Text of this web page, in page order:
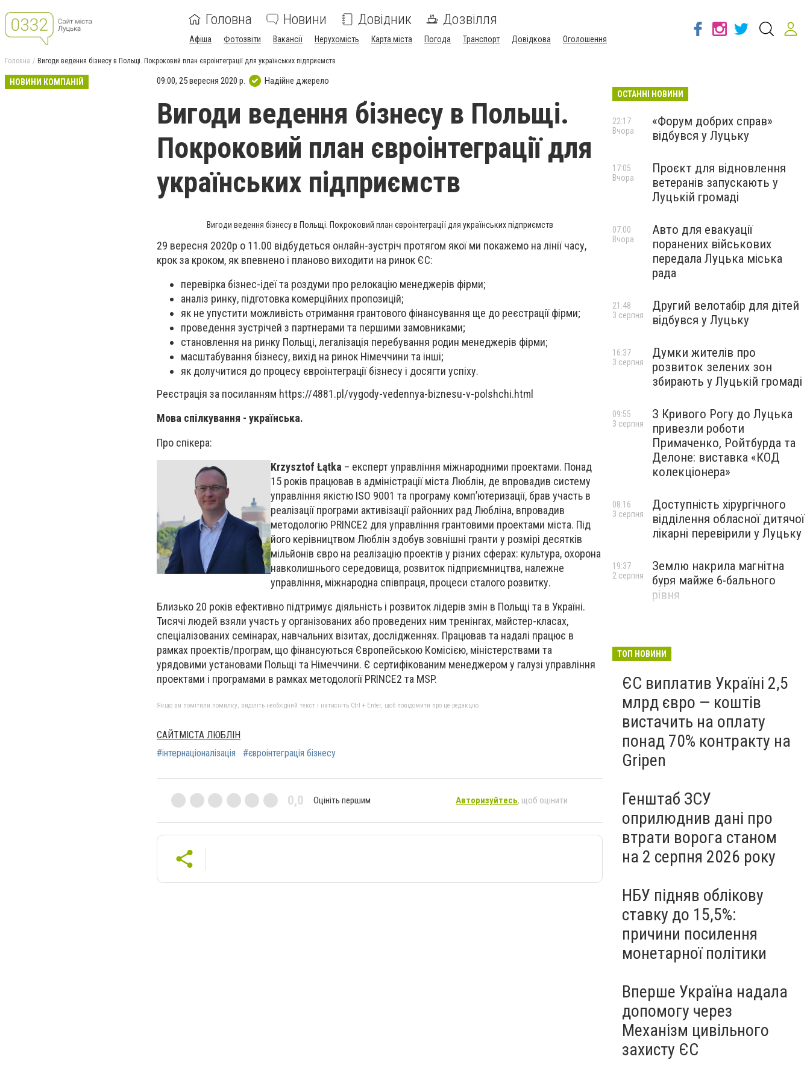
Головна Новини Довідник Дозвілля
Афіша Фотозвіти Вакансії Нерухомість Карта міста Погода Транспорт Довідкова Оголошення
Головна Вигоди ведення бізнесу в Польщі. Покроковий план євроінтеграції для українських підприємств
НОВИНИ КОМПАНІЙ 09:00, 25 вересня 2020 р. Надійне джерело
Вигоди ведення бізнесу в Польщі.
Покроковий план євроінтеграції для
українських підприємств
Вигоди ведення бізнесу в Польщі. Покроковий план євроінтеграції для українських підприємств
29 вересня 2020р о 11.00 відбудеться онлайн-зустріч протягом якої ми покажемо на лінії часу,
крок за кроком, як впевнено і планово виходити на ринок ЄС:
перевірка бізнес-ідеї та роздуми про релокацію менеджерів фірми;
аналіз ринку, підготовка комерційних пропозицій;
як не упустити можливість отримання грантового фінансування ще до реєстрації фірми;
проведення зустрічей з партнерами та першими замовниками;
становлення на ринку Польщі, легалізація перебування родин менеджерів фірми;
масштабування бізнесу, вихід на ринок Німеччини та інші;
як долучитися до процесу євроінтеграції бізнесу і досягти успіху.
Реєстрація за посиланням https://4881.pl/vygody-vedennya-biznesu-v-polshchi.html
Мова спілкування - українська.
Про спікера:
Krzysztof Łątka – експерт управління міжнародними проектами. Понад
15 років працював в адміністрації міста Люблін, де впровадив систему
управління якістю ISO 9001 та програму комп’ютеризації, брав участь в
реалізації програми активізації районних рад Любліна, впровадив
методологію PRINCE2 для управління грантовими проектами міста. Під
його керівництвом Люблін здобув зовнішні гранти у розмірі десятків
мільйонів євро на реалізацію проектів у різних сферах: культура, охорона
навколишнього середовища, розвиток підприємництва, належне
управління, міжнародна співпраця, процеси сталого розвитку.
Близько 20 років ефективно підтримує діяльність і розвиток лідерів змін в Польщі та в Україні.
Тисячі людей взяли участь у організованих або проведених ним тренінгах, майстер-класах,
спеціалізованих семінарах, навчальних візитах, дослідженнях. Працював та надалі працює в
рамках проектів/програм, що фінансуються Європейською Комісією, міністерствами та
урядовими установами Польщі та Німеччини. Є сертифікованим менеджером у галузі управління
проектами і програмами в рамках методології PRINCE2 та MSP.
Якщо ви помітили помилку, виділіть необхідний текст і натисніть Ctrl + Enter, щоб повідомити про це редакцію
САЙТМІСТА ЛЮБЛІН
#інтернаціоналізація
#євроінтеграція бізнесу
0,0 Оцініть першим Авторизуйтесь, щоб оцінити
ОСТАННІ НОВИНИ
«Форум добрих справ»
відбувся у Луцьку
22:17
Вчора
Проєкт для відновлення
ветеранів запускають у
Луцькій громаді
17:05
Вчора
Авто для евакуації
поранених військових
передала Луцька міська
рада
07:00
Вчора
Другий велотабір для дітей
відбувся у Луцьку
21:48
3 серпня
Думки жителів про
розвиток зелених зон
збирають у Луцькій громаді
16:37
3 серпня
З Кривого Рогу до Луцька
привезли роботи
Примаченко, Ройтбурда та
Делоне: виставка «КОД
колекціонера»
09:55
3 серпня
Доступність хірургічного
відділення обласної дитячої
лікарні перевірили у Луцьку
08:16
3 серпня
Землю накрила магнітна
буря майже 6-бального
рівня
19:37
2 серпня
ТОП НОВИНИ
ЄС виплатив Україні 2,5
млрд євро — коштів
вистачить на оплату
понад 70% контракту на
Gripen
Генштаб ЗСУ
оприлюднив дані про
втрати ворога станом
на 2 серпня 2026 року
НБУ підняв облікову
ставку до 15,5%:
причини посилення
монетарної політики
Вперше Україна надала
допомогу через
Механізм цивільного
захисту ЄС